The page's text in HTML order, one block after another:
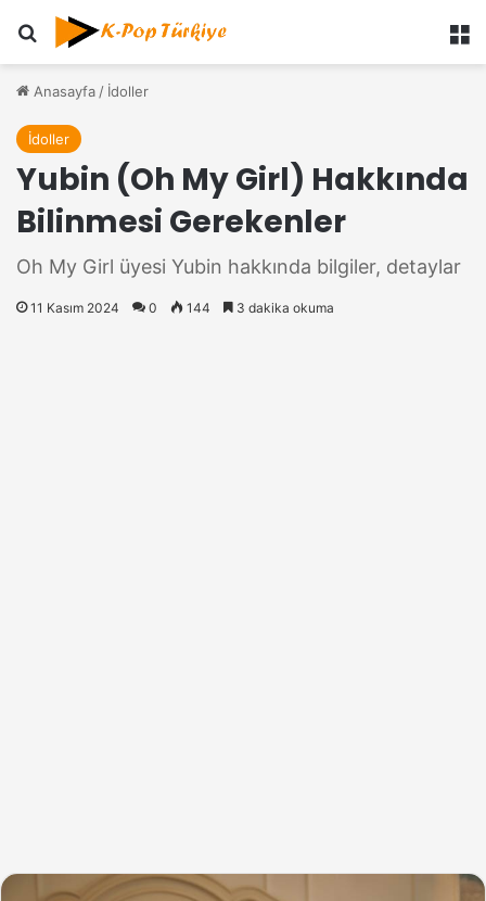
Anasayfa / İdoller
İdoller
Yubin (Oh My Girl) Hakkında
Bilinmesi Gerekenler
Oh My Girl üyesi Yubin hakkında bilgiler, detaylar
11 Kasım 2024 0 144 3 dakika okuma